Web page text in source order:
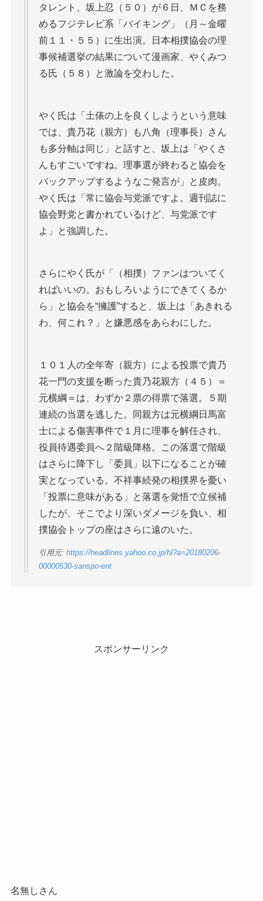
タレント、坂上忍（５０）が６日、ＭＣを務
めるフジテレビ系「バイキング」（月～金曜
前１１・５５）に生出演。日本相撲協会の理
事候補選挙の結果について漫画家、やくみつ
る氏（５８）と激論を交わした。
やく氏は「土俵の上を良くしようという意味
では、貴乃花（親方）も八角（理事長）さん
も多分軸は同じ」と話すと、坂上は「やくさ
んもすごいですね。理事選が終わると協会を
バックアップするようなご発言が」と皮肉。
やく氏は「常に協会与党派ですよ。週刊誌に
協会野党と書かれているけど、与党派です
よ」と強調した。
さらにやく氏が「（相撲）ファンはついてく
ればいいの。おもしろいようにできてくるか
ら」と協会を“擁護”すると、坂上は「あきれる
わ、何これ？」と嫌悪感をあらわにした。
１０１人の全年寄（親方）による投票で貴乃
花一門の支援を断った貴乃花親方（４５）＝
元横綱＝は、わずか２票の得票で落選。５期
連続の当選を逃した。同親方は元横綱日馬富
士による傷害事件で１月に理事を解任され、
役員待遇委員へ２階級降格。この落選で階級
はさらに降下し「委員」以下になることが確
実となっている。不祥事続発の相撲界を憂い
「投票に意味がある」と落選を覚悟で立候補
したが、そこでより深いダメージを負い、相
撲協会トップの座はさらに遠のいた。
引用元: https://headlines.yahoo.co.jp/hl?a=20180206-
00000530-sanspo-ent
スポンサーリンク
名無しさん